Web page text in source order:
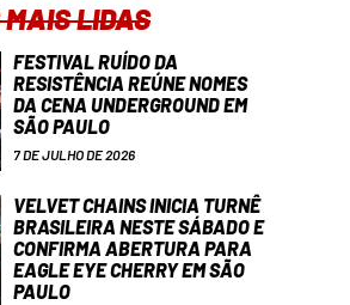
LIDAS
FESTIVAL RUÍDO DA
RESISTÊNCIA REÚNE NOMES
DA CENA UNDERGROUND EM
SÃO PAULO
7 DE JULHO DE 2026
VELVET CHAINS INICIA TURNÊ
BRASILEIRA NESTE SÁBADO E
CONFIRMA ABERTURA PARA
EAGLE EYE CHERRY EM SÃO
PAULO